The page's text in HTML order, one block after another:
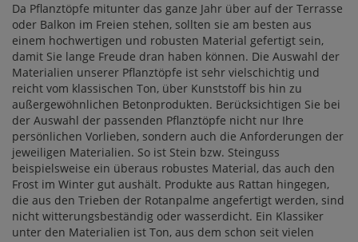
Da Pflanztöpfe mitunter das ganze Jahr über auf der Terrasse
oder Balkon im Freien stehen, sollten sie am besten aus
einem hochwertigen und robusten Material gefertigt sein,
damit Sie lange Freude dran haben können. Die Auswahl der
Materialien unserer Pflanztöpfe ist sehr vielschichtig und
reicht vom klassischen Ton, über Kunststoff bis hin zu
außergewöhnlichen Betonprodukten. Berücksichtigen Sie bei
der Auswahl der passenden Pflanztöpfe nicht nur Ihre
persönlichen Vorlieben, sondern auch die Anforderungen der
jeweiligen Materialien. So ist Stein bzw. Steinguss
beispielsweise ein überaus robustes Material, das auch den
Frost im Winter gut aushält. Produkte aus Rattan hingegen,
die aus den Trieben der Rotanpalme angefertigt werden, sind
nicht witterungsbeständig oder wasserdicht. Ein Klassiker
unter den Materialien ist Ton, aus dem schon seit vielen